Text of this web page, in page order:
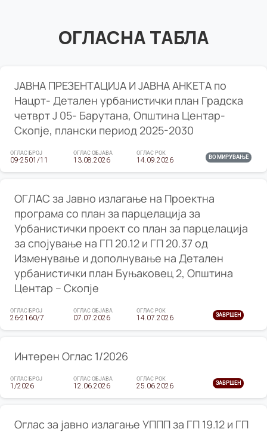
ОГЛАСНА ТАБЛА
ЈАВНА ПРЕЗЕНТАЦИЈА И ЈАВНА АНКЕТА по
Нацрт- Детален урбанистички план Градска
четврт Ј 05- Барутана, Општина Центар-
Скопје, плански период 2025-2030
ОГЛАС БРОЈ
09-2501/11
ОГЛАС ОБЈАВА
13.08.2026
ОГЛАС РОК
14.09.2026 ВО МИРУВАЊЕ
ОГЛАС за Јавно излагање на Проектна
програма со план за парцелација за
Урбанистички проект со план за парцелација
за спојување на ГП 20.12 и ГП 20.37 од
Изменување и дополнување на Детален
урбанистички план Буњаковец 2, Општина
Центар – Скопје
ОГЛАС БРОЈ
26-2160/7
ОГЛАС ОБЈАВА
07.07.2026
ОГЛАС РОК
14.07.2026 ЗАВРШЕН
Интерен Оглас 1/2026
ОГЛАС БРОЈ
1/2026
ОГЛАС ОБЈАВА
12.06.2026
ОГЛАС РОК
25.06.2026 ЗАВРШЕН
Оглас за јавно излагање УППП за ГП 19.12 и ГП